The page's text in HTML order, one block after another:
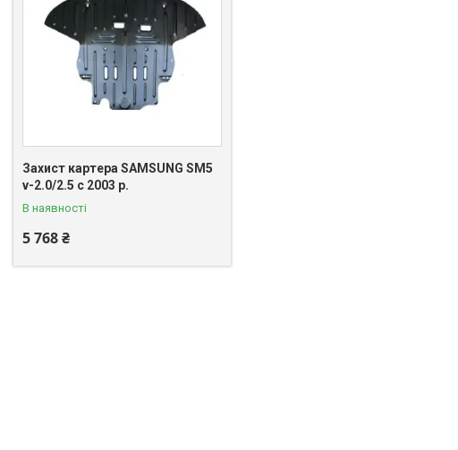
Захист картера SAMSUNG SM5
v-2.0/2.5 с 2003 р.
В наявності
5 768 ₴